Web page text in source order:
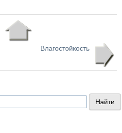
Влагостойкость